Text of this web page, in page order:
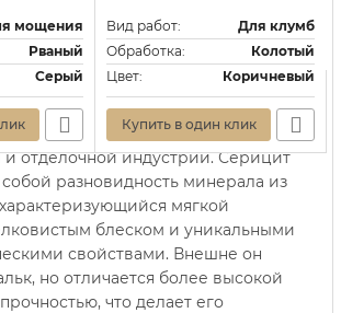
мощения
Рваный
Серый
Вид работ:
Для клумб
Обработка:
Колотый
Цвет:
Коричневый
Купить в один клик
— это высококачественный
который используется в
и отделочной индустрии. Серицит
собой разновидность минерала из
мягкой
блеском и уникальными
свойствами. Внешне он
но отличается более высокой
что делает его